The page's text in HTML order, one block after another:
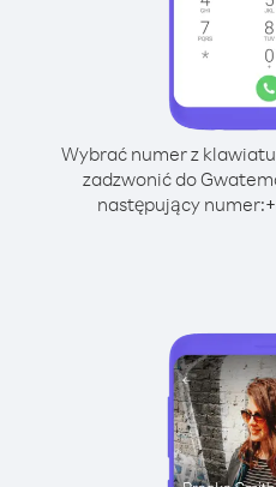
Wybrać numer z
zadzwonić do
następujący numer:+